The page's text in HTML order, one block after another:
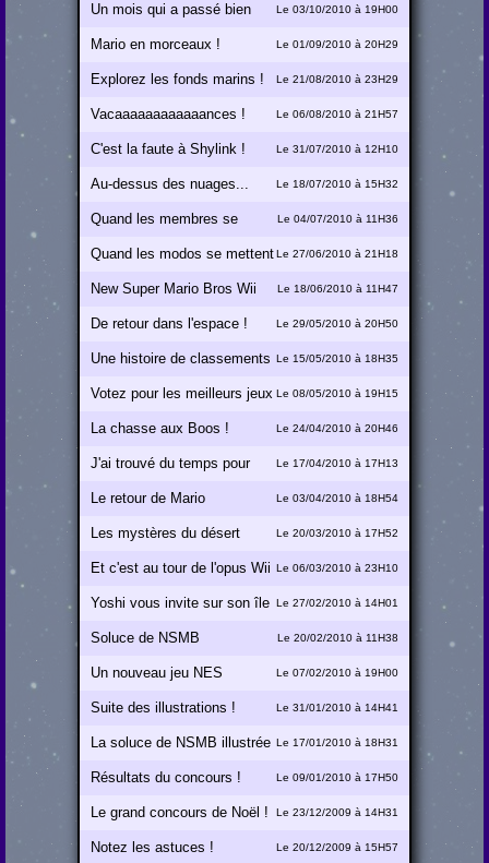
Le 03/10/2010 à 19H00
Un mois qui a passé bien
trop vite Le 01/09/2010 à 20H29
Mario en morceaux !
Le 21/08/2010 à 23H29
Explorez les fonds marins !
Le 06/08/2010 à 21H57
Vacaaaaaaaaaaaances !
Le 31/07/2010 à 12H10
C'est la faute à Shylink !
Le 18/07/2010 à 15H32
Au-dessus des nuages...
Le 04/07/2010 à 11H36
Quand les membres se
mettent au boulot Le 27/06/2010 à 21H18
Quand les modos se mettent
au boulot Le 18/06/2010 à 11H47
New Super Mario Bros Wii
revient ! Le 29/05/2010 à 20H50
De retour dans l'espace !
Le 15/05/2010 à 18H35
Une histoire de classements
Le 08/05/2010 à 19H15
Votez pour les meilleurs jeux
Mario ! Le 24/04/2010 à 20H46
La chasse aux Boos !
Le 17/04/2010 à 17H13
J'ai trouvé du temps pour
une news o/ Le 03/04/2010 à 18H54
Le retour de Mario
Universalis ! Le 20/03/2010 à 17H52
Les mystères du désert
révélés ! Le 06/03/2010 à 23H10
Et c'est au tour de l'opus Wii
! Le 27/02/2010 à 14H01
Yoshi vous invite sur son île
! Le 20/02/2010 à 11H38
Soluce de NSMB
complètement illustrée ! Le 07/02/2010 à 19H00
Un nouveau jeu NES
Le 31/01/2010 à 14H41
Suite des illustrations !
Le 17/01/2010 à 18H31
La soluce de NSMB illustrée
! Le 09/01/2010 à 17H50
Résultats du concours !
Le 23/12/2009 à 14H31
Le grand concours de Noël !
Le 20/12/2009 à 15H57
Notez les astuces !